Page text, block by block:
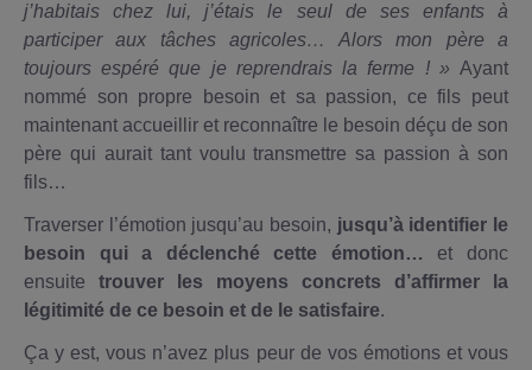
j’habitais chez lui, j’étais le seul de ses enfants à
participer aux tâches agricoles… Alors mon père a
toujours espéré que je reprendrais la ferme ! » Ayant
nommé son propre besoin et sa passion, ce fils peut
maintenant accueillir et reconnaître le besoin déçu de son
père qui aurait tant voulu transmettre sa passion à son
fils…
Traverser l’émotion jusqu’au besoin, jusqu’à identifier le
besoin qui a déclenché cette émotion… et donc
ensuite trouver les moyens concrets d’affirmer la
légitimité de ce besoin et de le satisfaire.
Ça y est, vous n’avez plus peur de vos émotions et vous